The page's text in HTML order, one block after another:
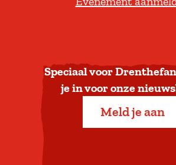
r
a
a
b
Speciaal voor
je in voor onze
Meld je aan